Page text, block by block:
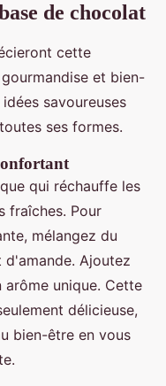
de chocolat
cette
et bien-
savoureuses
ses formes.
qui réchauffe les
fraîches. Pour
mélangez du
Ajoutez
arôme unique. Cette
délicieuse,
bien-être en vous